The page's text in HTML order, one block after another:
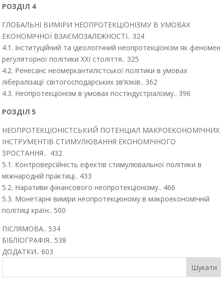
РОЗДІЛ 4
ГЛОБАЛЬНІ ВИМІРИ НЕОПРОТЕКЦІОНІЗМУ В УМОВАХ
ЕКОНОМІЧНОЇ ВЗАЄМОЗАЛЕЖНОСТІ.. 324
4.1. Інституційний та ідеологічний неопротекціонізм як феномен
регуляторної політики XXI століття.. 325
4.2. Ренесанс неомеркантилістської політики в умовах
лібералізації світогосподарських зв’язків.. 362
4.3. Неопротекціонізм в умовах постіндустріалізму.. 396
РОЗДІЛ 5
НЕОПРОТЕКЦІОНІСТСЬКИЙ ПОТЕНЦІАЛ МАКРОЕКОНОМІЧНИХ
ІНСТРУМЕНТІВ СТИМУЛЮВАННЯ ЕКОНОМІЧНОГО
ЗРОСТАННЯ.. 432
5.1. Контроверсійність ефектів стимулювальної політики в
міжнародній практиці.. 433
5.2. Наративи фінансового неопротекціонізму.. 466
5.3. Монетарні виміри неопротекцюному в макроекономічній
політиці країн.. 500
ПІСЛЯМОВА.. 534
БІБЛІОГРАФІЯ.. 538
ДОДАТКИ.. 603